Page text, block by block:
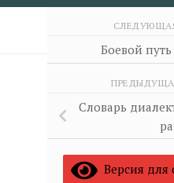
Боевой
Словарь
Версия для